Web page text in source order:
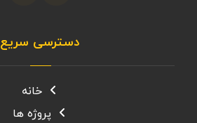
دسترسی سریع
خانه
پروژه ها